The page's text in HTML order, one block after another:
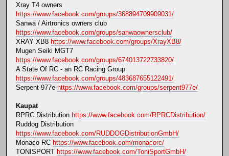
Xray T4 owners
https://www.facebook.com/groups/368894709909031/
Sanwa / Airtronics owners club
https://www.facebook.com/groups/sanwaownersclub/
XRAY XB8 https://www.facebook.com/groups/XrayXB8/
Mugen Seiki MGT7
https://www.facebook.com/groups/674013722733820/
A State Of RC - an RC Racing Group
https://www.facebook.com/groups/483687655122491/
Serpent 977e https://www.facebook.com/groups/serpent977e/
Kaupat
RPRC Distribution https://www.facebook.com/RPRCDistribution/
Ruddog Distribution
https://www.facebook.com/RUDDOGDistributionGmbH/
Monaco RC https://www.facebook.com/monacorc/
TONISPORT https://www.facebook.com/ToniSportGmbH/